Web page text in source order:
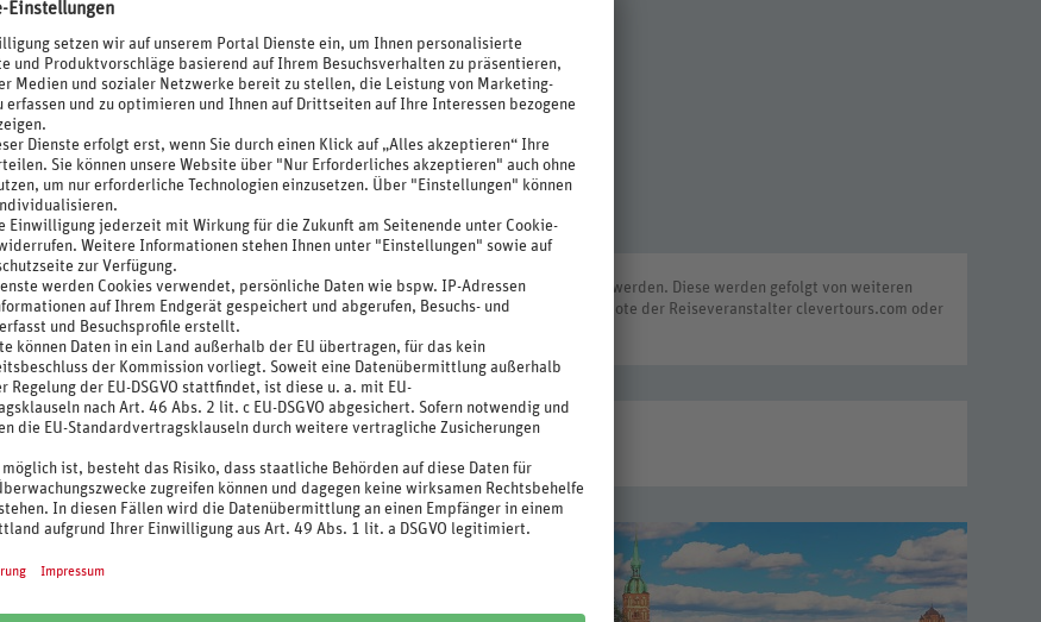
der Kennzeichnung „REWE Beste Wahl“, die absteigend nach der Bewertung sortiert werden. Diese werden gefolgt von weiteren
der Bewertung sortiert sind. Die Kennzeichnung „REWE Beste Wahl“ bezeichnet Angebote der Reiseveranstalter clevertours.com oder